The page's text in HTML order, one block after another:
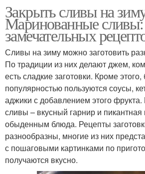
Закрыть сливы на
Маринованные
замечательных
Сливы на зиму можно заготовить
По традиции из них делают джем,
есть сладкие заготовки. Кроме
популярностью пользуются соусы,
аджики с добавлением этого
сливы – вкусный гарнир и пикантная
обыденным блюда. Рецепты
разнообразны, многие из них
с пошаговыми картинками по
получаются вкусно.